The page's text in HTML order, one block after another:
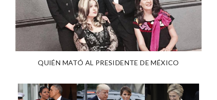
QUIÉN MATÓ AL PRESIDENTE DE MÉXICO